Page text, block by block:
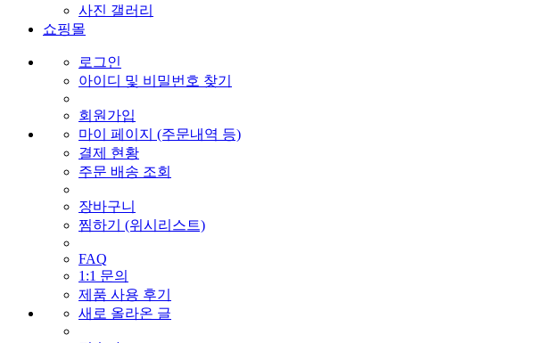
사진 갤러리
쇼핑몰
로그인
아이디 및 비밀번호 찾기
회원가입
마이 페이지 (주문내역 등)
결제 현황
주문 배송 조회
장바구니
찜하기 (위시리스트)
FAQ
1:1 문의
제품 사용 후기
새로 올라온 글